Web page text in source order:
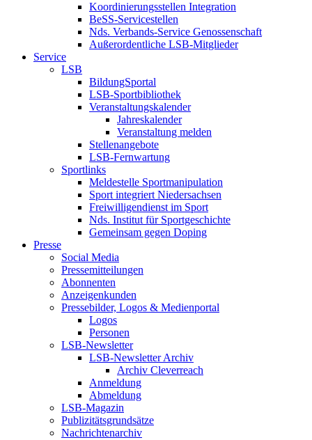
Koordinierungsstellen Integration
BeSS-Servicestellen
Nds. Verbands-Service Genossenschaft
Außerordentliche LSB-Mitglieder
Service
LSB
BildungSportal
LSB-Sportbibliothek
Veranstaltungskalender
Jahreskalender
Veranstaltung melden
Stellenangebote
LSB-Fernwartung
Sportlinks
Meldestelle Sportmanipulation
Sport integriert Niedersachsen
Freiwilligendienst im Sport
Nds. Institut für Sportgeschichte
Gemeinsam gegen Doping
Presse
Social Media
Pressemitteilungen
Abonnenten
Anzeigenkunden
Pressebilder, Logos & Medienportal
Logos
Personen
LSB-Newsletter
LSB-Newsletter Archiv
Archiv Cleverreach
Anmeldung
Abmeldung
LSB-Magazin
Publizitätsgrundsätze
Nachrichtenarchiv